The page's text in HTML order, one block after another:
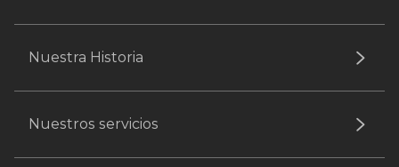
Nuestra Historia
Nuestros servicios